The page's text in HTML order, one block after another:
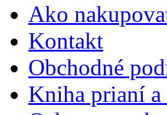
Ako
Kontakt
Obchodné
Kniha prianí